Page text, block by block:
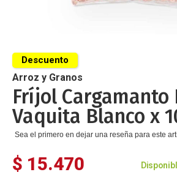
al
comienzo
de
la
galería
de
imágenes
Arroz y Granos
Fríjol Cargamanto
Vaquita Blanco x
Sea el primero en dejar una reseña para este
$ 15.470
Descuento